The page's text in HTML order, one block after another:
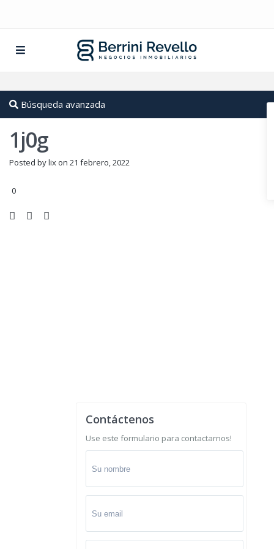
Búsqueda avanzada
1j0g
Posted by lix on 21 febrero, 2022
0
Contáctenos
Use este formulario para contactarnos!